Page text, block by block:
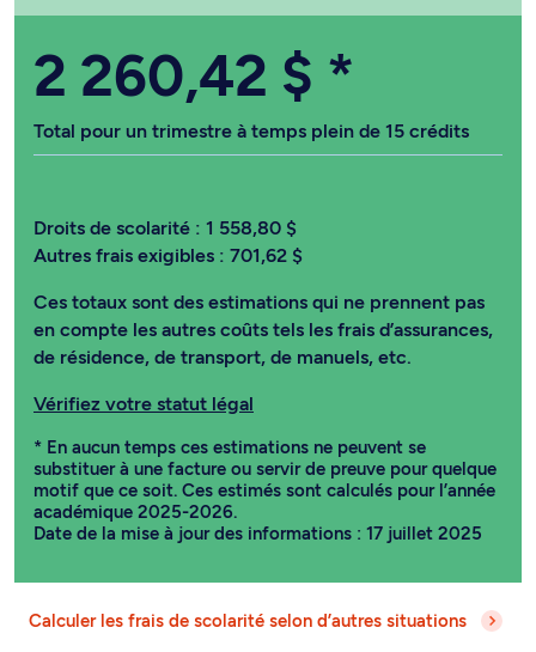
2 260,42 $ *
Total pour un trimestre à temps plein de 15 crédits
Droits de scolarité : 1 558,80 $
Autres frais exigibles : 701,62 $
Ces totaux sont des estimations qui ne prennent pas
en compte les autres coûts tels les frais d’assurances,
de résidence, de transport, de manuels, etc.
Vérifiez votre statut légal
* En aucun temps ces estimations ne peuvent se
substituer à une facture ou servir de preuve pour quelque
motif que ce soit. Ces estimés sont calculés pour l’année
académique 2025-2026.
Date de la mise à jour des informations : 17 juillet 2025
Calculer les frais de scolarité selon d’autres situations